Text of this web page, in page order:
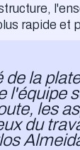
rapide et
de la
l'équipe
les
du